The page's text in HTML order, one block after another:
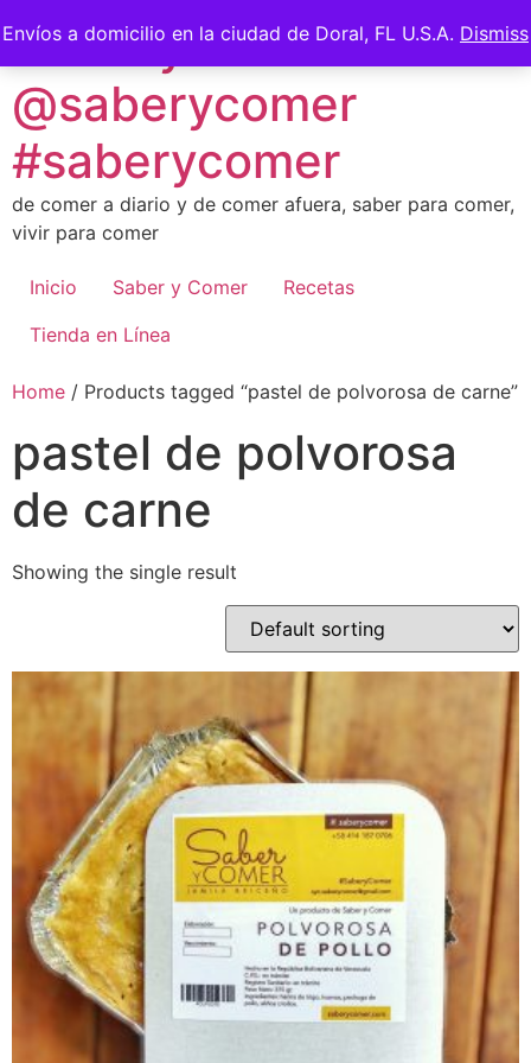
Envíos a domicilio en la ciudad de Doral, FL U.S.A. Dismiss
to
content
Saber y Comer -
@saberycomer
#saberycomer
de comer a diario y de comer afuera, saber para comer,
vivir para comer
Inicio Saber y Comer
Recetas
Tienda en Línea
Home / Products tagged “pastel de polvorosa de carne”
pastel de polvorosa
de carne
Showing the single result